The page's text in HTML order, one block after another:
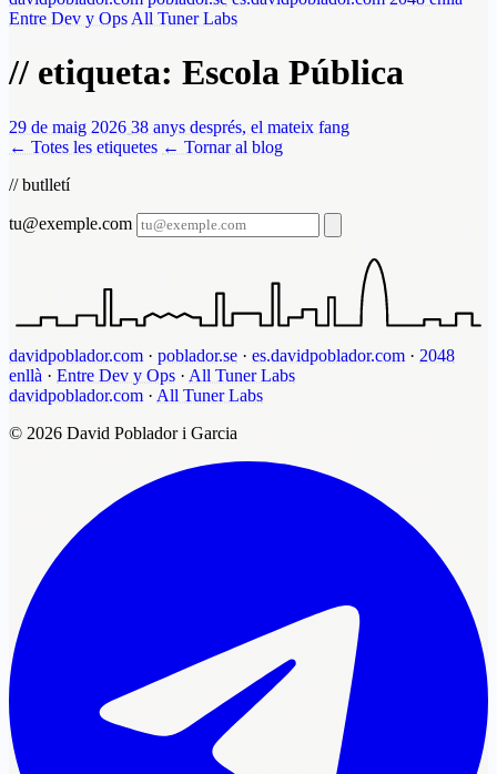
Entre Dev y Ops All Tuner Labs
// etiqueta: Escola Pública
29 de maig 2026 38 anys després, el mateix fang
← Totes les etiquetes ← Tornar al blog
// butlletí
tu@exemple.com
davidpoblador.com · poblador.se · es.davidpoblador.com · 2048
enllà · Entre Dev y Ops · All Tuner Labs
davidpoblador.com · All Tuner Labs
© 2026 David Poblador i Garcia